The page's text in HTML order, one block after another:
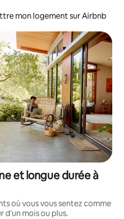
mon logement sur Airbnb
et longue durée à
où vous vous sentez comme
d'un mois ou plus.